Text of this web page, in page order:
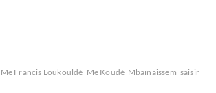
Me Francis Loukouldé Me Koudé Mbaïnaissem saisir